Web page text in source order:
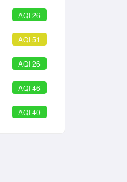
AQI 26
AQI 51
AQI 26
AQI 46
AQI 40